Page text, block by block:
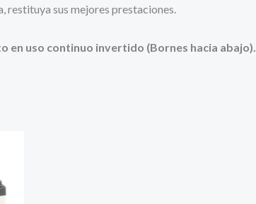
restituya sus mejores prestaciones.
en uso continuo invertido (Bornes hacia abajo).